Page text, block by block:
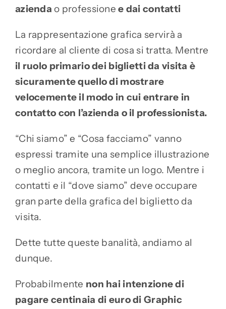
aziendao professione e dai contatti
La rappresentazione grafica servirà a
ricordare al cliente di cosa si tratta. Mentre
il ruolo primario dei biglietti da visita è
sicuramente quello di mostrare
velocemente il modo in cui entrare in
contatto con l’azienda o il professionista.
“Chi siamo” e “Cosa facciamo” vanno
espressi tramite una semplice illustrazione
o meglio ancora, tramite un logo. Mentre i
contatti e il “dove siamo” deve occupare
gran parte della grafica del biglietto da
visita.
Dette tutte queste banalità, andiamo al
dunque.
Probabilmente non hai intenzione di
pagare centinaia di euro di Graphic